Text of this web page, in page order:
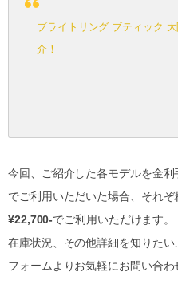
ブライトリング ブティック
介！
今回、ご紹介した各モデルを金利
でご利用いただいた場合、それぞ
¥22,700-でご利用いただけます。
在庫状況、その他詳細を知りた
フォームよりお気軽にお問い合わ